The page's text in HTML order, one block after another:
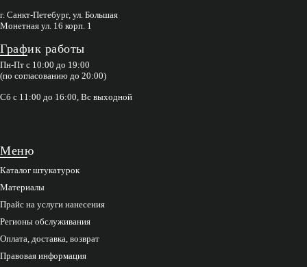
г. Санкт-Петебург, ул. Большая
Монетная ул. 16 корп. 1
График работы
Пн-Пт с 10:00 до 19:00
(по согласованию до 20:00)
Сб с 11:00 до 16:00, Вс выходной
Меню
Каталог штукатурок
Материалы
Прайс на услуги нанесения
Регионы обслуживания
Оплата, доставка, возврат
Правовая информация